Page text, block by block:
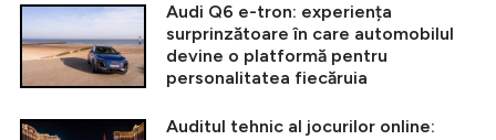
Audi Q6 e-tron: experiența
surprinzătoare în care automobilul
devine o platformă pentru
personalitatea fiecăruia
Auditul tehnic al jocurilor online: